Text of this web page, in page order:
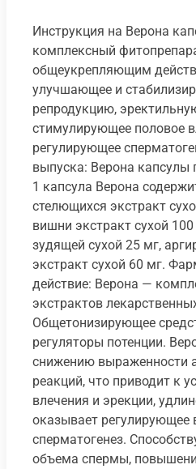
Инструкция на Верона
комплексный
общеукрепляющим
улучшающее и
репродукцию,
стимулирующее половое
регулирующее
выпуска: Верона капсулы
1 капсула Верона
стелющихся экстракт
вишни экстракт сухой
зудящей сухой 25 мг,
экстракт сухой 60 мг.
действие: Верона —
экстрактов
Общетонизирующее
регуляторы потенции.
снижению выраженности
реакций, что приводит к
влечения и эрекции,
оказывает регулирующее
сперматогенез.
объема спермы,